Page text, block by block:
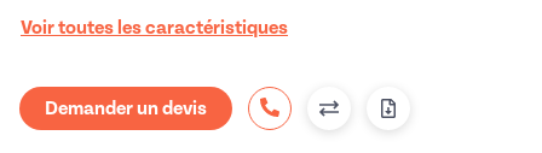
Voir toutes les caractéristiques
Demander un devis